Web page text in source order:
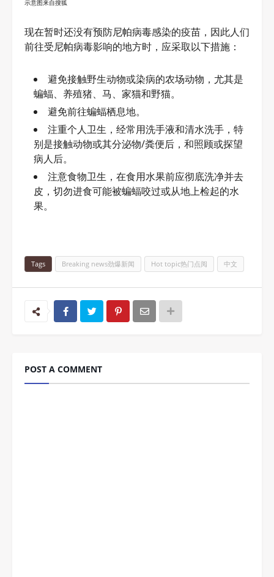
示意图来自搜狐
现在暂时还没有预防尼帕病毒感染的疫苗，因此人们
前往受尼帕病毒影响的地方时，应采取以下措施：
避免接触野生动物或染病的农场动物，尤其是
蝙蝠、养殖猪、马、家猫和野猫。
避免前往蝙蝠栖息地。
注重个人卫生，经常用洗手液和清水洗手，特
别是接触动物或其分泌物/粪便后，和照顾或探望
病人后。
注意食物卫生，在食用水果前应彻底洗净并去
皮，切勿进食可能被蝙蝠咬过或从地上检起的水
果。
Tags Breaking news劲爆新闻 Hot topic热门点阅 中文
POST A COMMENT